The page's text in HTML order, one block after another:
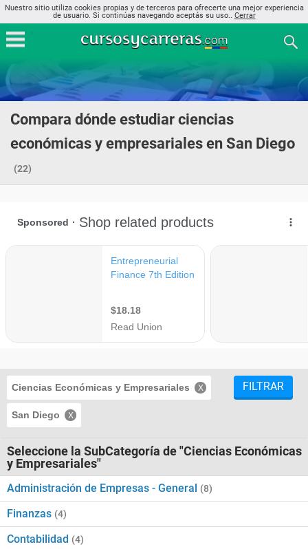
Nuestro sitio utiliza cookies propias y de terceros para ofrecerte una mejor experiencia
de usuario. Si continúas navegando aceptás su uso.. Cerrar
Compara dónde estudiar ciencias
económicas y empresariales en San Diego
(22)
Ciencias Económicas y Empresariales
San Diego
FILTRAR
Seleccione la SubCategoría de "Ciencias Económicas
y Empresariales"
Administración de Empresas - General (8)
Finanzas (4)
Contabilidad (4)